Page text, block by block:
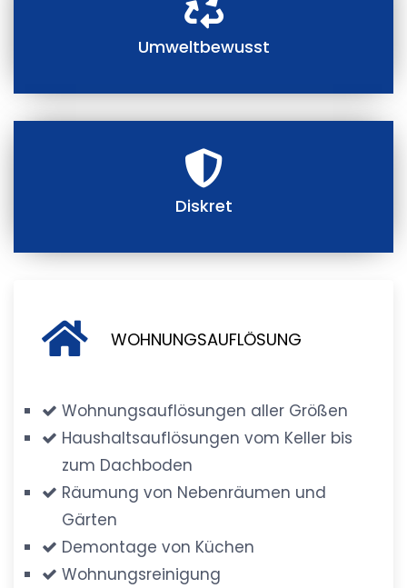
Umweltbewusst
Diskret
WOHNUNGSAUFLÖSUNG
Wohnungsauflösungen aller Größen
Haushaltsauflösungen vom Keller bis
zum Dachboden
Räumung von Nebenräumen und
Gärten
Demontage von Küchen
Wohnungsreinigung